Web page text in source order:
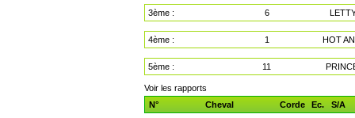
3ème : 6
4ème : 1 HOT
5ème : 11
Voir les rapports
N°
Cheval Corde Ec. S/A